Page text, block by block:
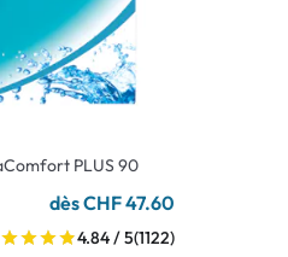
PLUS 90
dès CHF 47.60
4.84 / 5(1122)